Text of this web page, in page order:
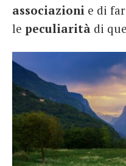
associazioni e di
le peculiarità di